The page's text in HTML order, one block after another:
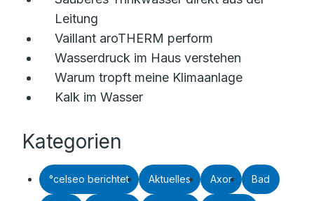
Leitung
Vaillant aroTHERM perform
Wasserdruck im Haus verstehen
Warum tropft meine Klimaanlage
Kalk im Wasser
Kategorien
°celseo berichtet Aktuelles Axor Bad